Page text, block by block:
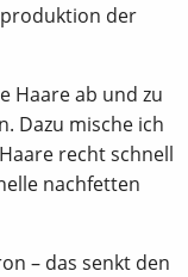
der
Haare ab und zu
Dazu mische ich
recht schnell
nachfetten
– das senkt den